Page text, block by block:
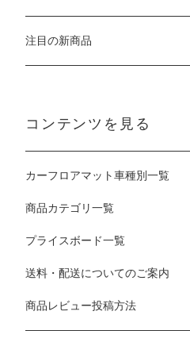
注目の新商品
コンテンツを見る
カーフロアマット車種別一覧
商品カテゴリ一覧
プライスボード一覧
送料・配送についてのご案内
商品レビュー投稿方法